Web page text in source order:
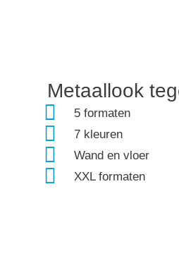
stijlvol
Metaallook
5 formaten
7 kleuren
Wand en vloer
XXL formaten